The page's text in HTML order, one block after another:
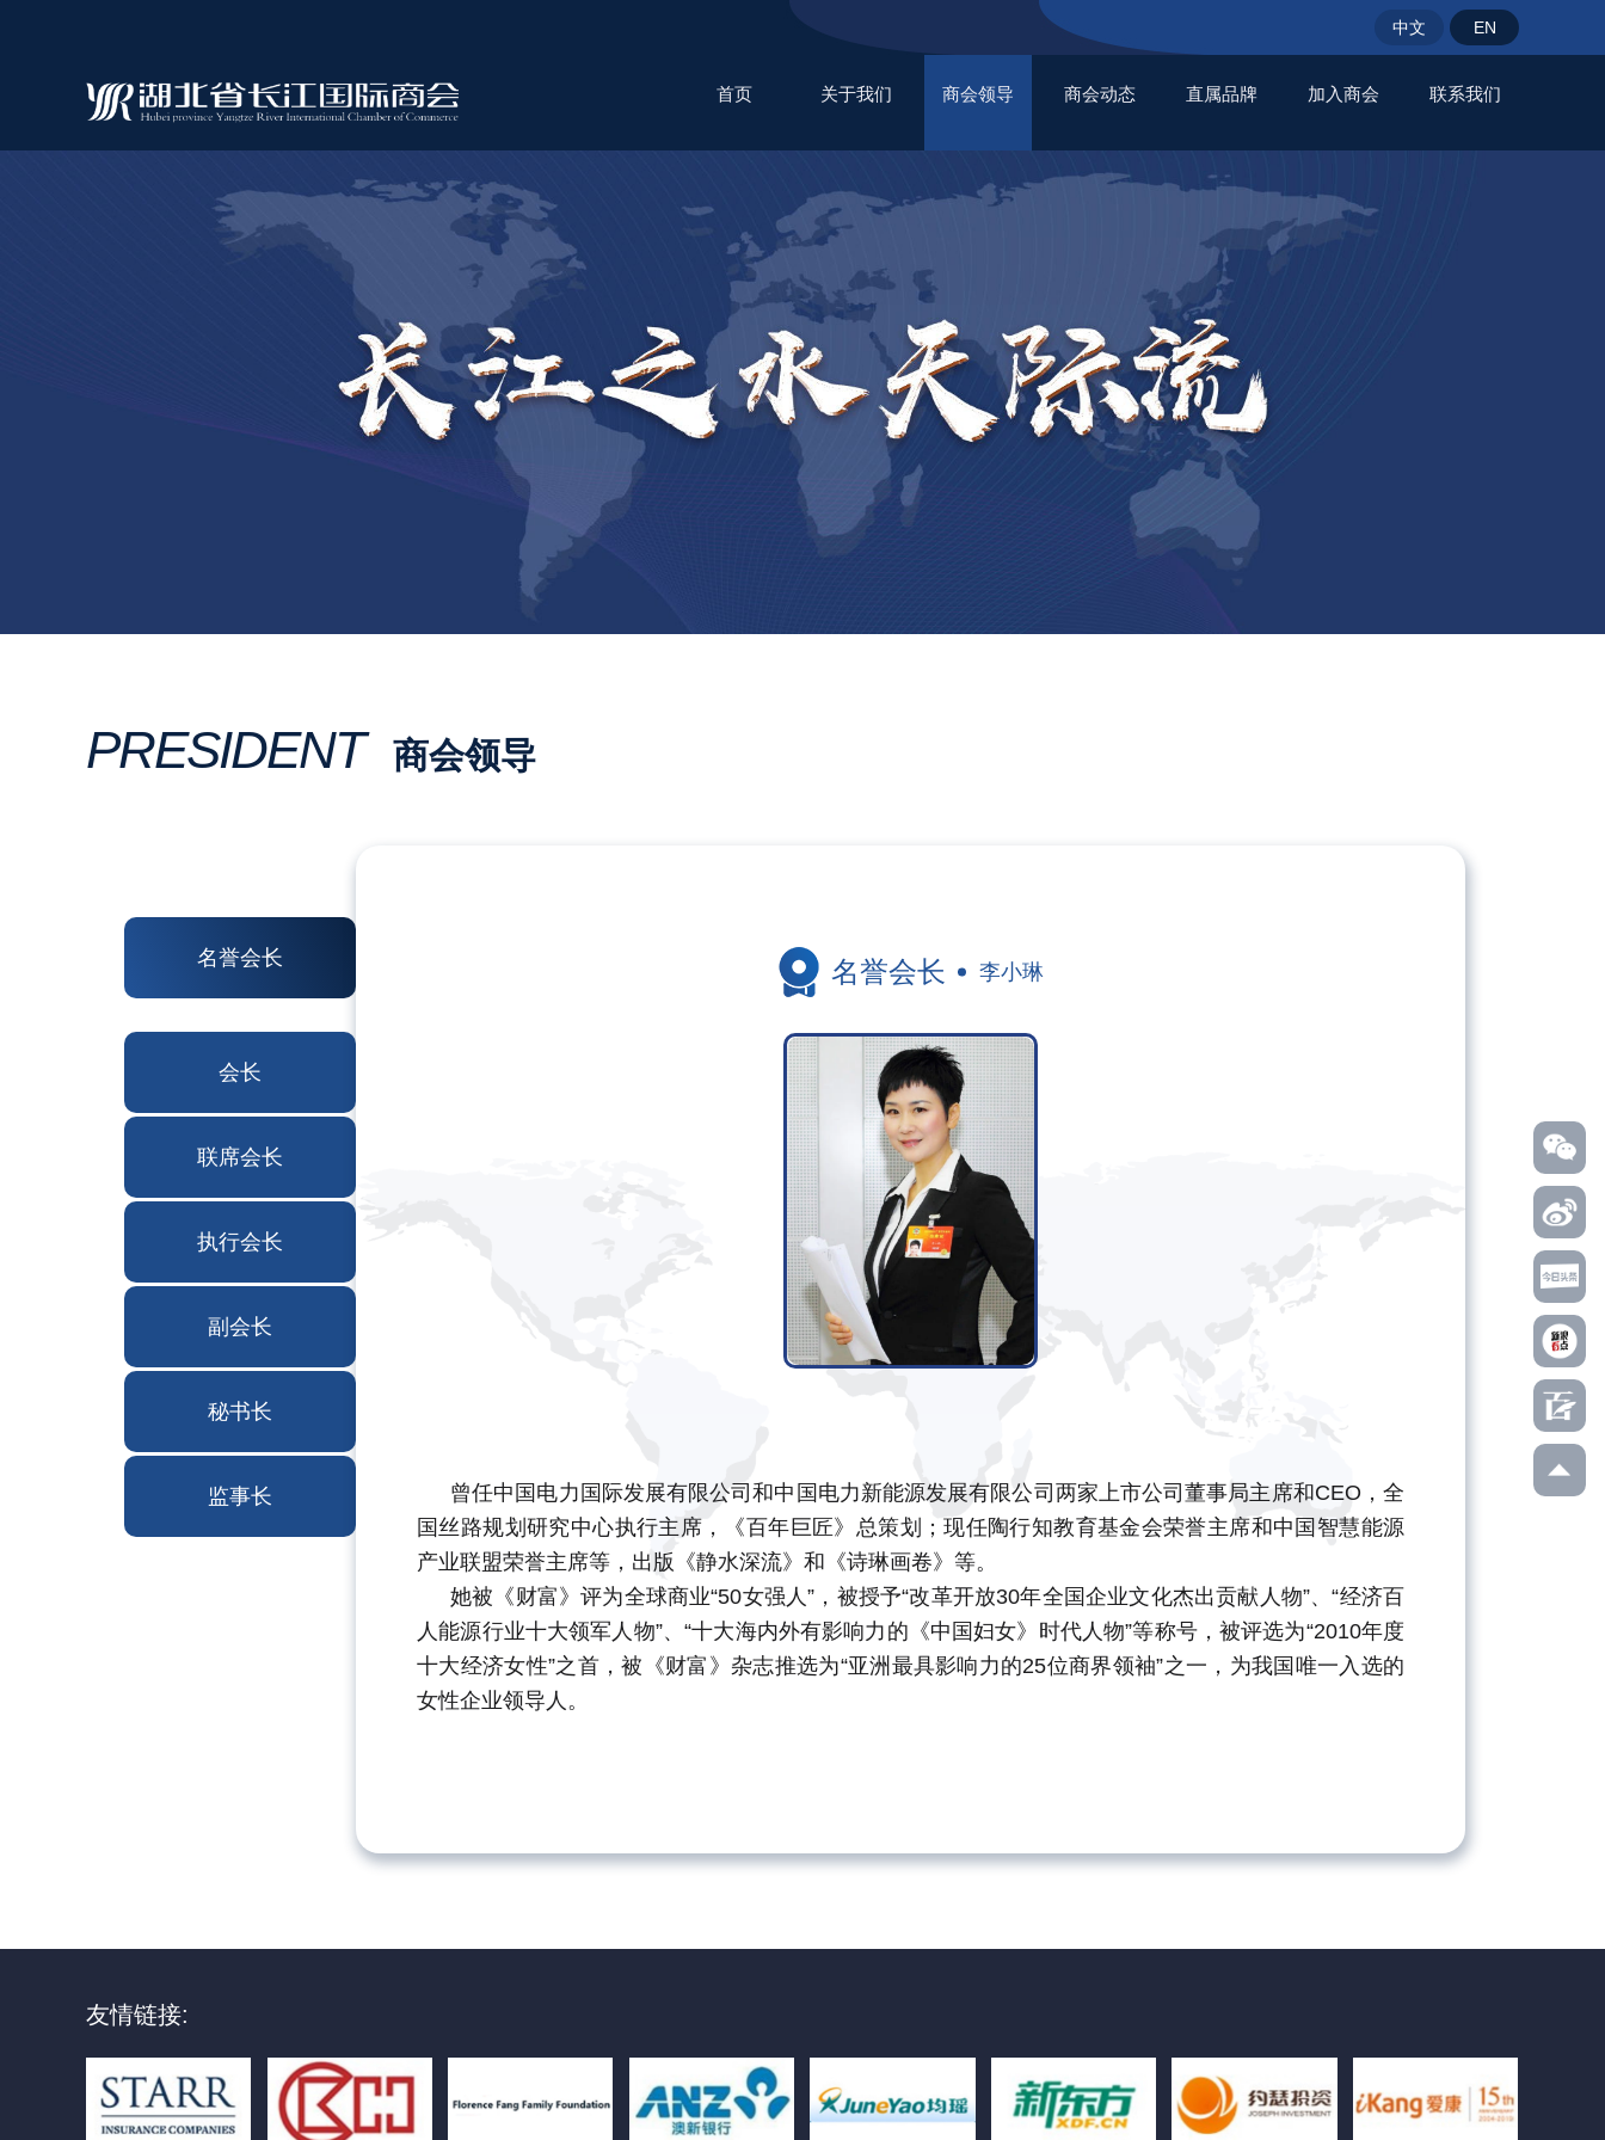
中文 EN
首页 关于我们 商会领导 商会动态 直属品牌 加入商会 联系我们
PRESIDENT 商会领导
名誉会长
会长
联席会长
执行会长
副会长
秘书长
监事长
名誉会长 李小琳
曾任中国电力国际发展有限公司和中国电力新能源发展有限公司两家上市公司董事局主席和CEO，全
国丝路规划研究中心执行主席，《百年巨匠》总策划；现任陶行知教育基金会荣誉主席和中国智慧能源
产业联盟荣誉主席等，出版《静水深流》和《诗琳画卷》等。
她被《财富》评为全球商业“50女强人”，被授予“改革开放30年全国企业文化杰出贡献人物”、“经济百
人能源行业十大领军人物”、“十大海内外有影响力的《中国妇女》时代人物”等称号，被评选为“2010年度
十大经济女性”之首，被《财富》杂志推选为“亚洲最具影响力的25位商界领袖”之一，为我国唯一入选的
女性企业领导人。
友情链接: